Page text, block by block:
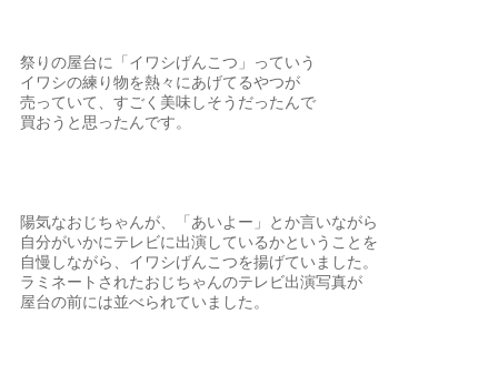
祭りの屋台に「イワシげんこつ」っていう
イワシの練り物を熱々にあげてるやつが
売っていて、すごく美味しそうだったんで
買おうと思ったんです。
陽気なおじちゃんが、「あいよー」とか言いながら
自分がいかにテレビに出演しているかということを
自慢しながら、イワシげんこつを揚げていました。
ラミネートされたおじちゃんのテレビ出演写真が
屋台の前には並べられていました。